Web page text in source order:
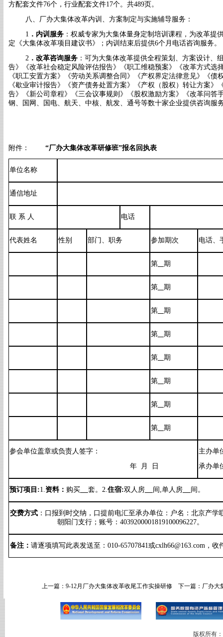
方配套文件76个，行业配套文件17个。共489页。
八、厂办大集体改革内训、方案制定与实施辅导服务：
1 ． 内训服务：权威专家为大集体量身定制培训课程，为改革提
定《大集体改革项目建议书》；内训结束后提供6个月电话咨询服务。
2． 改革咨询 服务：可为大集体改革提供全程策划、方案设计、
告》《改革社会稳定风险评估报告》《职工维稳预案》《改革方式选
《职工安置方案》《劳动关系调整合同》《产权界定法律意见》《债
《歇业审计报告》《资产债务处置方案》《产权（股权）转让方案》
告》《新公司章程》《三会议事规则》《股权激励方案》《改革问答
钢、国网、国电、航天、中核、航发、通号等数十家企业提供咨询服
附件： “厂办大集体改革研修班”报名回执表
单位名称
通信地址
联 系 人 电话
代表姓名 性别 部门、职务 参加期次 电话、
第 期
第 期
第 期
第 期
第 期
第 期
第 期
第 期
参会单位盖章或负责人签字：
年 月 日
主办单
承办单
预订项目:1.资料： 购买 套。 2.住宿:双人房 间,单人房 间 。
交费方式： 口 报到时交纳， 口 提前电汇至承办单位： 户名：北京产学
朝阳门支行 ； 账号：4039200001819100096227。
备注： 请逐项填写此表发送至：010-65707841或cxlh66@163.com，收
上一篇： 9-12月厂办大集体改革收尾工作实操研修 下一篇： 厂办大
版权所有